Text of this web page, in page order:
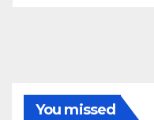
You missed